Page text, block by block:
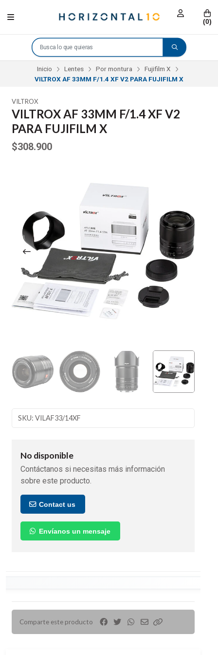
(0)
Inicio Lentes Por montura
Fujifilm X
VILTROX AF 33MM F/1.4 XF V2 PARA FUJIFILM X
VILTROX
VILTROX AF 33MM F/1.4 XF V2
PARA FUJIFILM X
$308.900
SKU: VILAF33/14XF
No disponible
Contáctanos si necesitas más información
sobre este producto.
Contact us
Envíanos un mensaje
Comparte este producto